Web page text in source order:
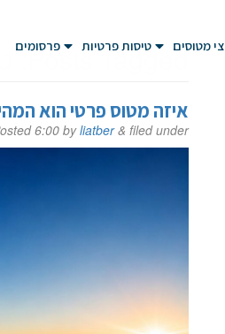
צי מטוסים טיסות פרטיות פרסומים
Posts Tagged:
איזה מטוס פרטי הוא המהיר בעולם?
6:00 byliatber & filed under